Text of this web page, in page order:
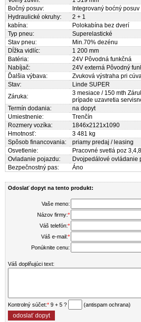
Bočný posuv:
Integrovaný boćný posuv
Hydraulické okruhy:
2 + 1
kabína:
Polokabína bez dverí
Typ pneu:
Superelastické
Stav pneu:
Min.70% dezénu
Dĺžka vidlíc:
1 200 mm
Batéria:
24V Pôvodná funkčná
Nabíjač:
24V externá Pôvodný
Ďalšia výbava:
Zvuková výstraha pri
Stav:
Linde SUPER
Záruka:
3 mesiace / 150 mth
prípade uzavretia
Termín dodania:
na dopyt
Umiestnenie:
Trenčín
Rozmery vozíka:
1846x2121x1090
Hmotnosť:
3 481 kg
Spôsob financovania:
priamy predaj / leasing
Osvetlenie:
Pracovné svetlá poz 3,4,8
Ovladanie pojazdu:
Dvojpedálové ovládanie
Bezpečnostný pas:
Áno
Odoslať dopyt na tento produkt:
Vaše meno:
Názov firmy:*
Váš telefón:*
Váš e-mail:*
Ponúknite cenu:
Váš doplňujúci text:
Kontrolný súčet:* 9 + 5 ? (antispam ochrana)